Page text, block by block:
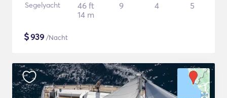
Segelyacht
46 ft
14 m
9 4 5
$939 /Nacht